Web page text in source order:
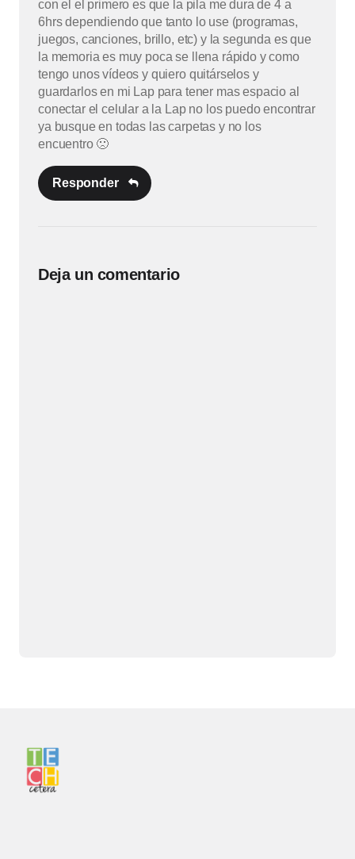
con el el primero es que la pila me dura de 4 a
6hrs dependiendo que tanto lo use (programas,
juegos, canciones, brillo, etc) y la segunda es que
la memoria es muy poca se llena rápido y como
tengo unos vídeos y quiero quitárselos y
guardarlos en mi Lap para tener mas espacio al
conectar el celular a la Lap no los puedo encontrar
ya busque en todas las carpetas y no los
encuentro 🙁
Responder
Deja un comentario